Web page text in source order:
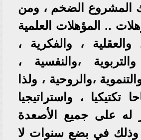
المشروع الضخم ، ومن
.. المؤهلات العلمية
والعقلية ، والفكرية ،
،والنفسية ،
،والروحية ، ولذا
، واستراتيجيا
له على جميع الأصعدة
وذلك في بضع سنوات لا